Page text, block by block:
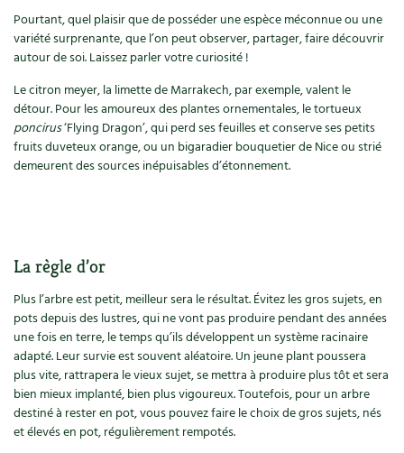
Autonomie
Enfants
Actions pour la planète
Les 4 saisons
Compléments
Dossier4 saisons
Actualités
Vidéos et podcasts
Conseils vidéo des4 saisons
Pourtant, quel plaisir que de posséder une espèce méconnue ou une
variété surprenante, que l’on peut observer, partager, faire découvrir
autour de soi. Laissez parler votre curiosité !
Le citron meyer, la limette de Marrakech, par exemple, valent le
détour. Pour les amoureux des plantes ornementales, le tortueux
poncirus‘Flying Dragon’, qui perd ses feuilles et conserve ses petits
fruits duveteux orange, ou un bigaradier bouquetier de Nice ou strié
demeurent des sources inépuisables d’étonnement.
La règle d’or
Plus l’arbre est petit, meilleur sera le résultat. Évitez les gros sujets, en
pots depuis des lustres, qui ne vont pas produire pendant des années
une fois en terre, le temps qu’ils développent un système racinaire
adapté. Leur survie est souvent aléatoire. Un jeune plant poussera
plus vite, rattrapera le vieux sujet, se mettra à produire plus tôt et sera
bien mieux implanté, bien plus vigoureux. Toutefois, pour un arbre
destiné à rester en pot, vous pouvez faire le choix de gros sujets, nés
et élevés en pot, régulièrement rempotés.